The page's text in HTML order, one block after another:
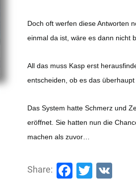
Doch oft werfen diese Antworten
einmal da ist, wäre es dann nicht
All das muss Kasp erst
entscheiden, ob es das überhaupt
Das System hatte Schmerz und
eröffnet. Sie hatten nun die
machen als zuvor…
Share: Facebook
Twitter